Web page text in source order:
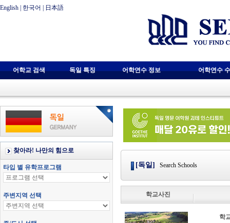
English 한국어 日本語
어학교 검색 독일 특징 어학연수 정보 어학연수
[독일] Search Schools
학교사진
학